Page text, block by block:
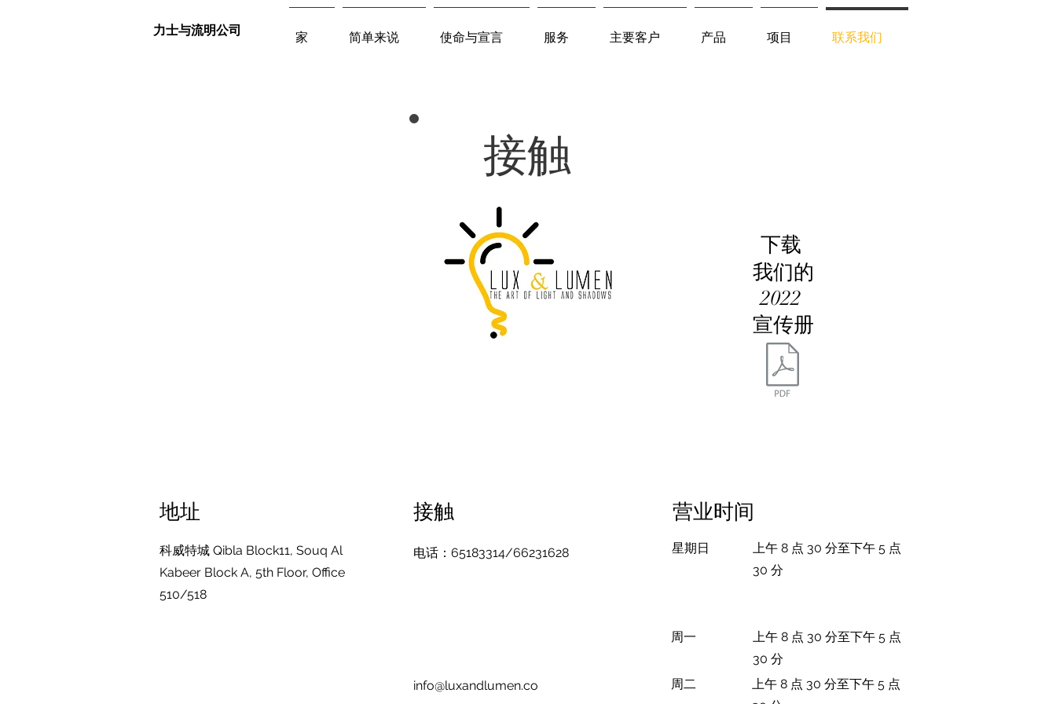
力士与流明公司 家 简单来说 使命与宣言 服务 主要客户 产品 项目 联系我们
接触
下载
我们的
2022
宣传册
地址
科威特城 Qibla Block11, Souq Al
Kabeer Block A, 5th Floor, Office
510/518
接触
电话：65183314/66231628
info@luxandlumen.co
营业时间
​星期日
上午 8 点 30 分至下午 5 点
30 分
周一
周二
上午 8 点 30 分至下午 5 点
30 分
上午 8 点 30 分至下午 5 点